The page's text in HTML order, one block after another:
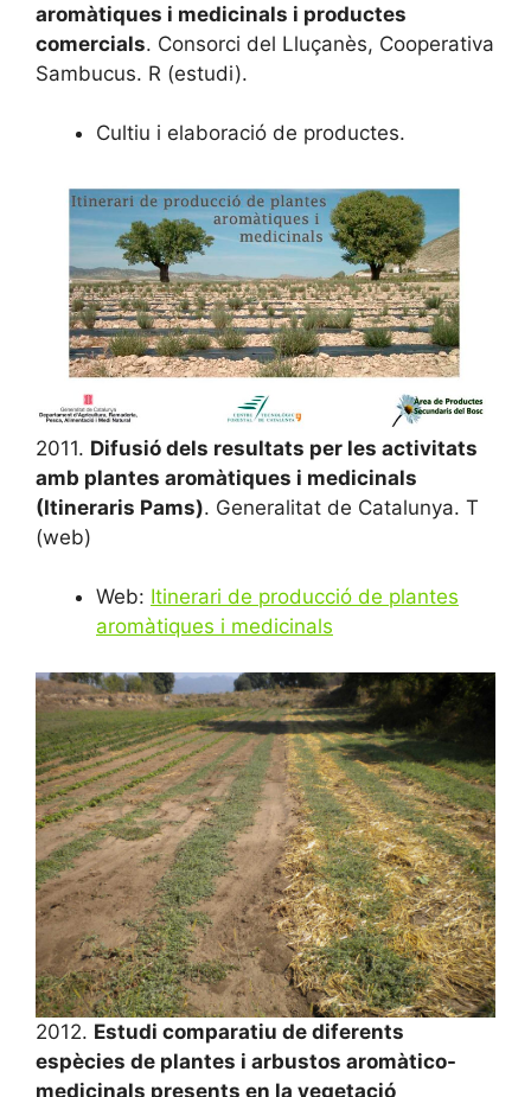
aromàtiques i medicinals i productes
comercials. Consorci del Lluçanès, Cooperativa
Sambucus. R (estudi).
Cultiu i elaboració de productes.
2011. Difusió dels resultats per les activitats
amb plantes aromàtiques i medicinals
(Itineraris Pams). Generalitat de Catalunya. T
(web)
Web: Itinerari de producció de plantes
aromàtiques i medicinals
2012. Estudi comparatiu de diferents
espècies de plantes i arbustos aromàtico-
medicinals presents en la vegetació